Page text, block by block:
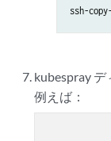
kubespray デ
例えば：